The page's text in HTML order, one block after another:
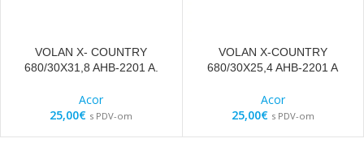
VOLAN X- COUNTRY
680/30X31,8 AHB-2201 A.
Acor
25,00€ s PDV-om
VOLAN X-COUNTRY
680/30X25,4 AHB-2201 A
Acor
25,00€ s PDV-om